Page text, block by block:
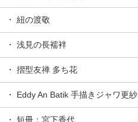
・ 紐の渡敬
・ 浅見の長襦袢
・ 摺型友禅 多ち花
・ Eddy An Batik 手描きジャワ更紗
・ 短冊：宮下香代